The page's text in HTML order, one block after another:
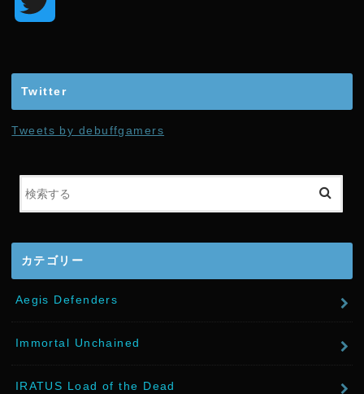
r
Twitter
Tweets by debuffgamers
カテゴリー
Aegis Defenders
Immortal Unchained
IRATUS Load of the Dead